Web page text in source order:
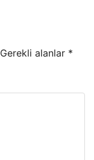
Gerekli alanlar *